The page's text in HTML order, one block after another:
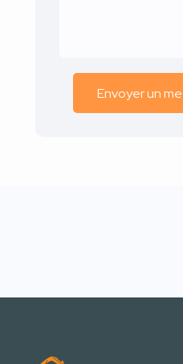
Envoyer un